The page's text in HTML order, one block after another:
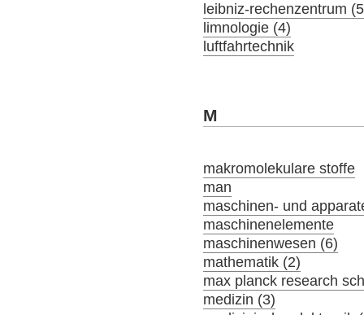
leibniz-rechenzentrum
limnologie (4)
luftfahrtechnik
M
makromolekulare stoffe
man
maschinen- und
maschinenelemente
maschinenwesen (6)
mathematik (2)
max planck research
medizin (3)